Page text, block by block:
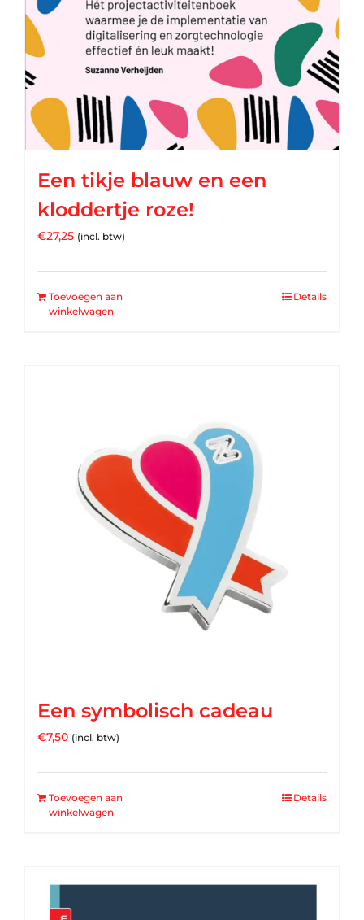
Een tikje blauw en een
kloddertje roze!
€27,25 (incl. btw)
Toevoegen aan
winkelwagen
Details
Een symbolisch cadeau
€7,50 (incl. btw)
Toevoegen aan
winkelwagen
Details